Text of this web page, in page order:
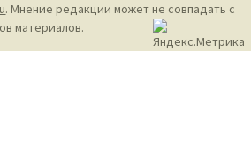
. Мнение редакции может не совпадать с
материалов.